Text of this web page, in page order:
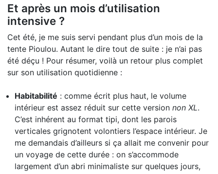
Et après un mois d’utilisation
intensive ?
Cet été, je me suis servi pendant plus d’un mois de la
tente Pioulou. Autant le dire tout de suite : je n’ai pas
été déçu ! Pour résumer, voilà un retour plus complet
sur son utilisation quotidienne :
Habitabilité : comme écrit plus haut, le volume
intérieur est assez réduit sur cette version non XL.
C’est inhérent au format tipi, dont les parois
verticales grignotent volontiers l’espace intérieur. Je
me demandais d’ailleurs si ça allait me convenir pour
un voyage de cette durée : on s’accommode
largement d’un abri minimaliste sur quelques jours,